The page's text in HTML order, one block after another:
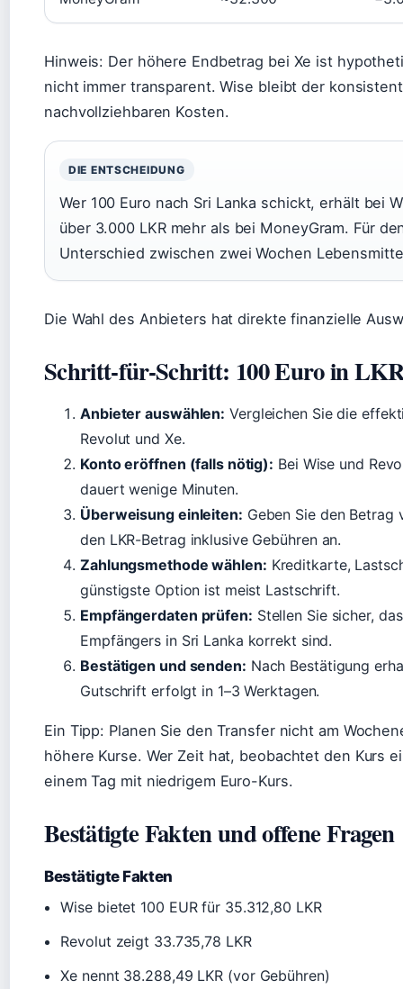
Hinweis: Der höhere Endbetrag bei Xe ist
nicht immer transparent. Wise bleibt der
nachvollziehbaren Kosten.
DIE ENTSCHEIDUNG
Wer 100 Euro nach Sri Lanka schickt, erhält bei
über 3.000 LKR mehr als bei MoneyGram. Für
Unterschied zwischen zwei Wochen
Die Wahl des Anbieters hat direkte finanzielle
Schritt-für-Schritt: 100 Euro in
Anbieter auswählen: Vergleichen Sie die
Revolut und Xe.
Konto eröffnen (falls nötig): Bei Wise und
dauert wenige Minuten.
Überweisung einleiten: Geben Sie den
den LKR-Betrag inklusive Gebühren an.
Zahlungsmethode wählen: Kreditkarte,
günstigste Option ist meist Lastschrift.
Empfängerdaten prüfen: Stellen Sie sicher,
Empfängers in Sri Lanka korrekt sind.
Bestätigen und senden: Nach Bestätigung
Gutschrift erfolgt in 1–3 Werktagen.
Ein Tipp: Planen Sie den Transfer nicht am
höhere Kurse. Wer Zeit hat, beobachtet den Kurs
einem Tag mit niedrigem Euro-Kurs.
Bestätigte Fakten und offene Fragen
Bestätigte Fakten
Wise bietet 100 EUR für 35.312,80 LKR
Revolut zeigt 33.735,78 LKR
Xe nennt 38.288,49 LKR (vor Gebühren)